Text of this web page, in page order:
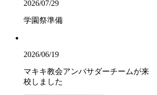
2026/07/29
学園祭準備
2026/06/19
マキキ教会アンバサダーチームが来
校しました